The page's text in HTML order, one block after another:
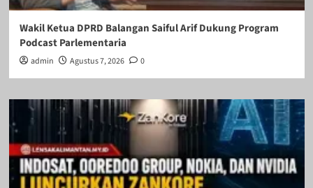
Wakil Ketua DPRD Balangan Saiful Arif Dukung Program
Podcast Parlementaria
admin Agustus 7, 2026 0